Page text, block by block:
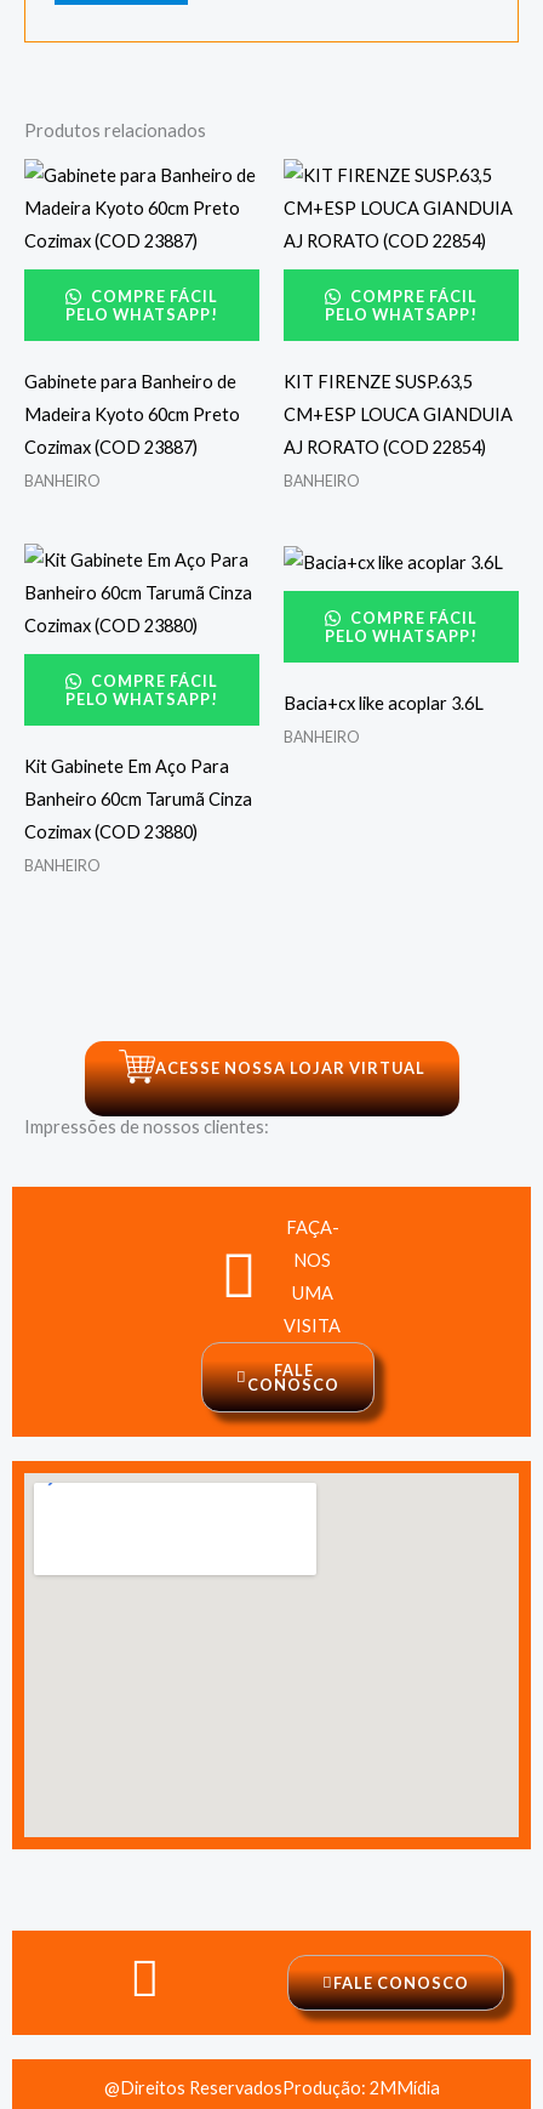
Produtos relacionados
COMPRE FÁCIL
PELO WHATSAPP!
Gabinete para Banheiro de
Madeira Kyoto 60cm Preto
Cozimax (COD 23887)
BANHEIRO
COMPRE FÁCIL
PELO WHATSAPP!
KIT FIRENZE SUSP.63,5
CM+ESP LOUCA GIANDUIA
AJ RORATO (COD 22854)
BANHEIRO
COMPRE FÁCIL
PELO WHATSAPP!
Kit Gabinete Em Aço Para
Banheiro 60cm Tarumã Cinza
Cozimax (COD 23880)
BANHEIRO
COMPRE FÁCIL
PELO WHATSAPP!
Bacia+cx like acoplar 3.6L
BANHEIRO
ACESSE NOSSA LOJAR VIRTUAL
Impressões de nossos clientes:
FAÇA-
NOS
UMA
VISITA
FALE
CONOSCO
FALE CONOSCO
@Direitos ReservadosProdução: 2MMídia